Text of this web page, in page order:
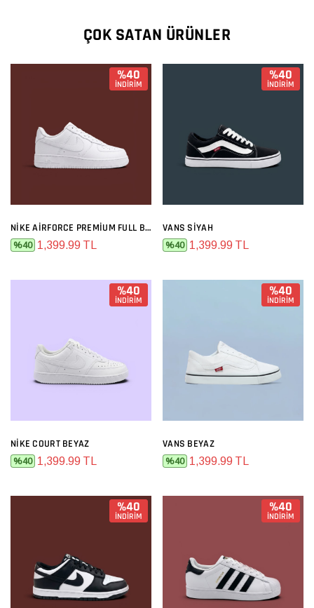
ÇOK SATAN ÜRÜNLER
%40
İNDİRİM
NIKE AIRFORCE PREMIUM FULL BEYAZ
%40 1,399.99 TL
%40
İNDİRİM
VANS SIYAH
%40 1,399.99 TL
%40
İNDİRİM
NIKE COURT BEYAZ
%40 1,399.99 TL
%40
İNDİRİM
VANS BEYAZ
%40 1,399.99 TL
%40
İNDİRİM
%40
İNDİRİM